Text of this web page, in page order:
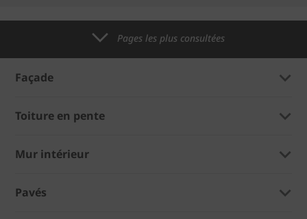
Pages les plus consultées
Façade
Toiture en pente
Mur intérieur
Pavés